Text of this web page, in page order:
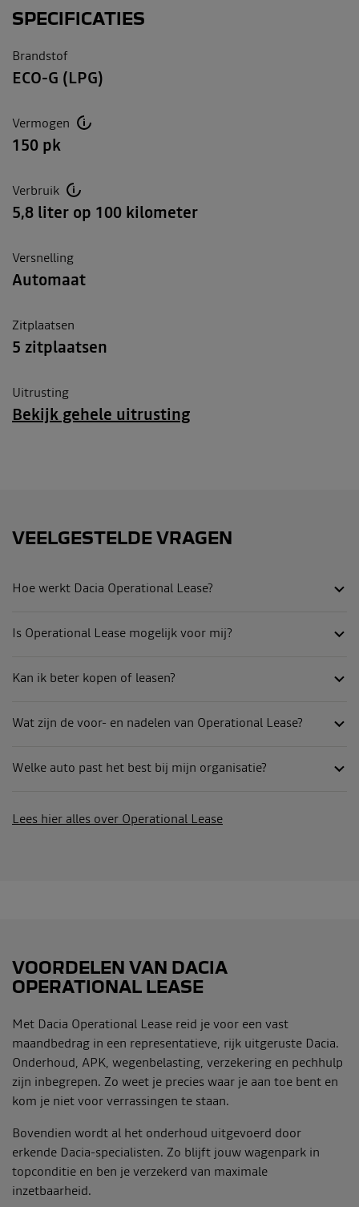
SPECIFICATIES
Brandstof
ECO-G (LPG)
Vermogen
150 pk
Verbruik
5,8 liter op 100 kilometer
Versnelling
Automaat
Zitplaatsen
5 zitplaatsen
Uitrusting
Bekijk gehele uitrusting
VEELGESTELDE VRAGEN
Hoe werkt Dacia Operational Lease?
Is Operational Lease mogelijk voor mij?
Kan ik beter kopen of leasen?
Wat zijn de voor- en nadelen van Operational Lease?
Welke auto past het best bij mijn organisatie?
Lees hier alles over Operational Lease
VOORDELEN VAN DACIA
OPERATIONAL LEASE
Met Dacia Operational Lease reid je voor een vast
maandbedrag in een representatieve, rijk uitgeruste Dacia.
Onderhoud, APK, wegenbelasting, verzekering en pechhulp
zijn inbegrepen. Zo weet je precies waar je aan toe bent en
kom je niet voor verrassingen te staan.
Bovendien wordt al het onderhoud uitgevoerd door
erkende Dacia-specialisten. Zo blijft jouw wagenpark in
topconditie en ben je verzekerd van maximale
inzetbaarheid.